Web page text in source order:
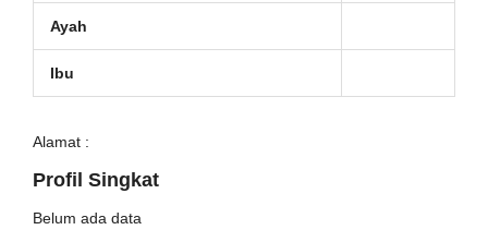
Ayah
Ibu
Alamat :
Profil Singkat
Belum ada data